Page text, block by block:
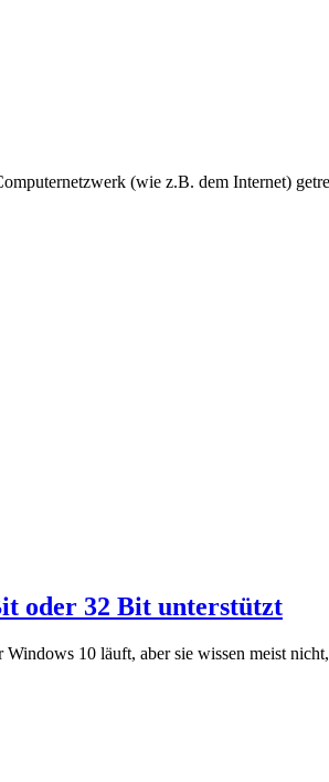
(wie z.B. dem Internet)
oder 32 Bit unterstützt
10 läuft, aber sie wissen meist